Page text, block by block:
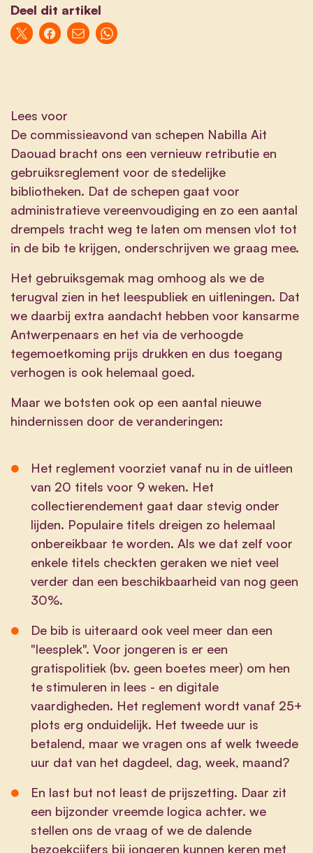
Deel dit artikel
Lees voor
De commissieavond van schepen Nabilla Ait
Daouad bracht ons een vernieuw retributie en
gebruiksreglement voor de stedelijke
bibliotheken. Dat de schepen gaat voor
administratieve vereenvoudiging en zo een aantal
drempels tracht weg te laten om mensen vlot tot
in de bib te krijgen, onderschrijven we graag mee.
Het gebruiksgemak mag omhoog als we de
terugval zien in het leespubliek en uitleningen. Dat
we daarbij extra aandacht hebben voor kansarme
Antwerpenaars en het via de verhoogde
tegemoetkoming prijs drukken en dus toegang
verhogen is ook helemaal goed.
Maar we botsten ook op een aantal nieuwe
hindernissen door de veranderingen:
Het reglement voorziet vanaf nu in de uitleen
van 20 titels voor 9 weken. Het
collectierendement gaat daar stevig onder
lijden. Populaire titels dreigen zo helemaal
onbereikbaar te worden. Als we dat zelf voor
enkele titels checkten geraken we niet veel
verder dan een beschikbaarheid van nog geen
30%.
De bib is uiteraard ook veel meer dan een
"leesplek". Voor jongeren is er een
gratispolitiek (bv. geen boetes meer) om hen
te stimuleren in lees - en digitale
vaardigheden. Het reglement wordt vanaf 25+
plots erg onduidelijk. Het tweede uur is
betalend, maar we vragen ons af welk tweede
uur dat van het dagdeel, dag, week, maand?
En last but not least de prijszetting. Daar zit
een bijzonder vreemde logica achter. we
stellen ons de vraag of we de dalende
bezoekcijfers bij jongeren kunnen keren met